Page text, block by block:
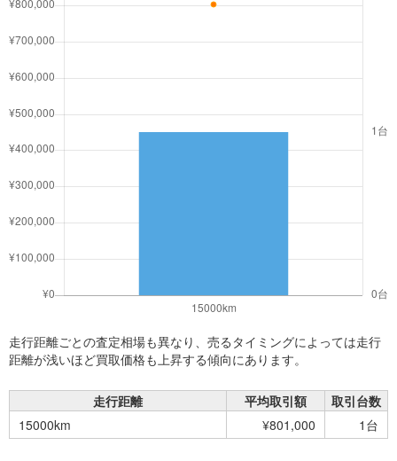
走行距離ごとの査定相場も異なり、売るタイミングによっては走行
距離が浅いほど買取価格も上昇する傾向にあります。
走行距離 平均取引額
取引台数
15000km
¥801,000 1台